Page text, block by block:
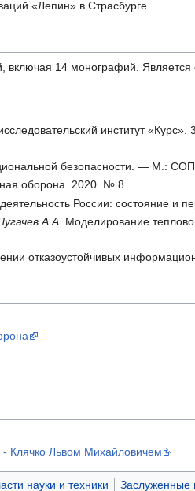
«Лепин» в Страсбурге.
14 монографий. Является
институт
безопасности. — М.:
оборона. 2020. № 8.
России: состояние и
А.А. Моделирование
отказоустойчивых
Клячко Львом Михайловичем
науки и техники Заслуженные